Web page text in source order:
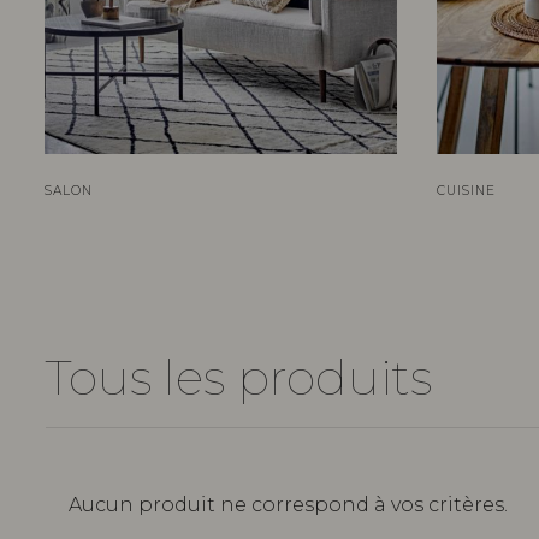
SALON CUISINE
Tous les produits
Aucun produit ne correspond à vos critères.